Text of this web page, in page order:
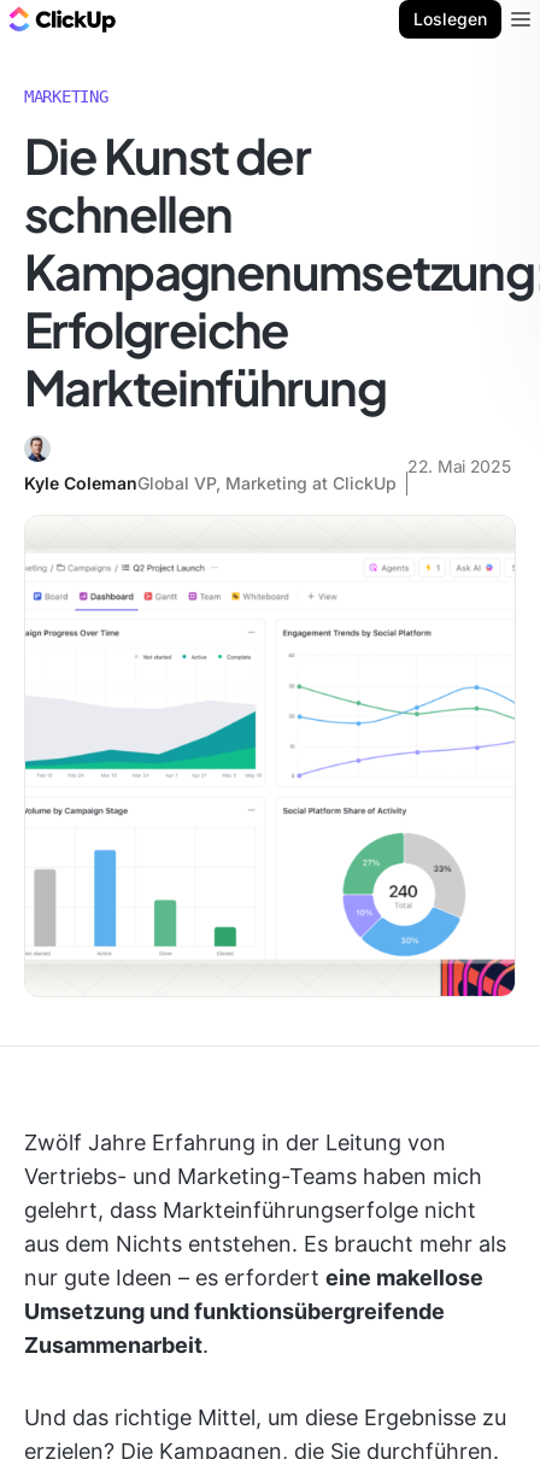
Loslegen
MARKETING
Die Kunst der
schnellen
Erfolgreiche
Markteinführung
Kyle ColemanGlobal VP, Marketing at ClickUp
22. Mai 2025
Zwölf Jahre Erfahrung in der Leitung von
Vertriebs- und Marketing-Teams haben mich
gelehrt, dass Markteinführungserfolge nicht
aus dem Nichts entstehen. Es braucht mehr als
nur gute Ideen – es erfordert eine makellose
Umsetzung und funktionsübergreifende
Zusammenarbeit.
Und das richtige Mittel, um diese Ergebnisse zu
erzielen? Die Kampagnen, die Sie durchführen.